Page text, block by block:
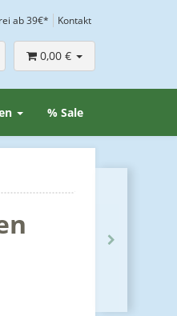
ab 39€* Kontakt
0,00 €
% Sale